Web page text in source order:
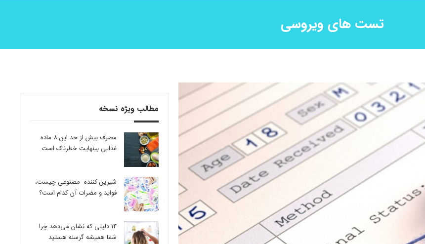
تست های ویروسی
مطالب ویژه نسخه
مصرف بیش از حد این 8 ماده
غذایی بینهایت خطرناک است
شیرین کننده مصنوعی چیست،
فواید و مضرات آن کدام است؟
14 دلیلی که نشان می‌دهد چرا
شما همیشه گرسنه هستید